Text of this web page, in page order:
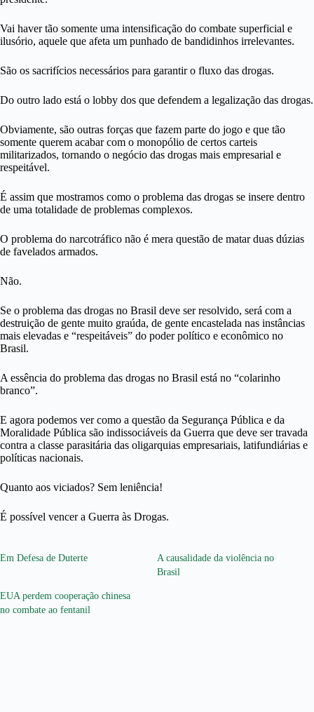
Vai haver tão somente uma intensificação do combate superficial e
ilusório, aquele que afeta um punhado de bandidinhos irrelevantes.
São os sacrifícios necessários para garantir o fluxo das drogas.
Do outro lado está o lobby dos que defendem a legalização das drogas.
Obviamente, são outras forças que fazem parte do jogo e que tão
somente querem acabar com o monopólio de certos carteis
militarizados, tornando o negócio das drogas mais empresarial e
respeitável.
É assim que mostramos como o problema das drogas se insere dentro
de uma totalidade de problemas complexos.
O problema do narcotráfico não é mera questão de matar duas dúzias
de favelados armados.
Não.
Se o problema das drogas no Brasil deve ser resolvido, será com a
destruição de gente muito graúda, de gente encastelada nas instâncias
mais elevadas e “respeitáveis” do poder político e econômico no
Brasil.
A essência do problema das drogas no Brasil está no “colarinho
branco”.
E agora podemos ver como a questão da Segurança Pública e da
Moralidade Pública são indissociáveis da Guerra que deve ser travada
contra a classe parasitária das oligarquias empresariais, latifundiárias e
políticas nacionais.
Quanto aos viciados? Sem leniência!
É possível vencer a Guerra às Drogas.
Em Defesa de Duterte
A causalidade da violência no
Brasil
EUA perdem cooperação chinesa
no combate ao fentanil